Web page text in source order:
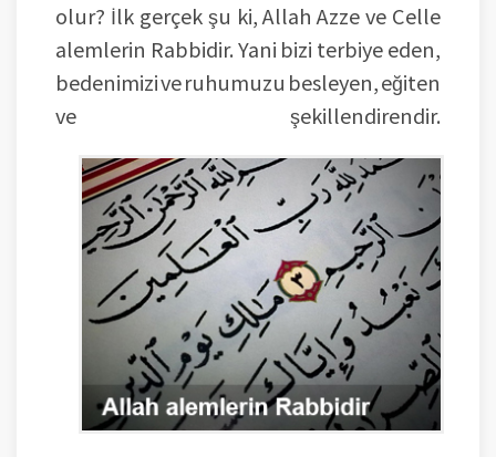
olur? İlk gerçek şu ki, Allah Azze ve Celle
alemlerin Rabbidir. Yani bizi terbiye eden,
bedenimizi ve ruhumuzu besleyen, eğiten
ve şekillendirendir.